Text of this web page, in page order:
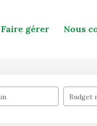
Faire gérer Nous
Budget